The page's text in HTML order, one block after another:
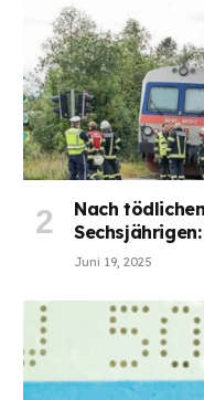
Nach
Juni 19, 2025